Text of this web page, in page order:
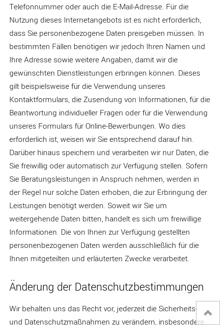
Telefonnummer oder auch die E-Mail-Adresse. Für die
Nutzung dieses Internetangebots ist es nicht erforderlich,
dass Sie personenbezogene Daten preisgeben müssen. In
bestimmten Fällen benötigen wir jedoch Ihren Namen und
Ihre Adresse sowie weitere Angaben, damit wir die
gewünschten Dienstleistungen erbringen können. Dieses
gilt beispielsweise für die Verwendung unseres
Kontaktformulars, die Zusendung von Informationen, für die
Beantwortung individueller Fragen oder für die Verwendung
unseres Formulars für Online-Bewerbungen. Wo dies
erforderlich ist, weisen wir Sie entsprechend darauf hin.
Darüber hinaus speichern und verarbeiten wir nur Daten, die
Sie freiwillig oder automatisch zur Verfügung stellen. Sofern
Sie Beratungsleistungen in Anspruch nehmen, werden in
der Regel nur solche Daten erhoben, die zur Erbringung der
Leistungen benötigt werden. Soweit wir Sie um
weitergehende Daten bitten, handelt es sich um freiwillige
Informationen. Die von Ihnen zur Verfügung gestellten
personenbezogenen Daten werden ausschließlich für die
Ihnen mitgeteilten und erläuterten Zwecke verarbeitet.
Änderung der Datenschutzbestimmungen
Wir behalten uns das Recht vor, jederzeit die Sicherheits-
und Datenschutzmaßnahmen zu verändern, insbesondere